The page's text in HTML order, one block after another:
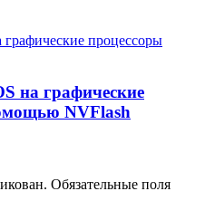
на графические
NVFlash
Обязательные поля